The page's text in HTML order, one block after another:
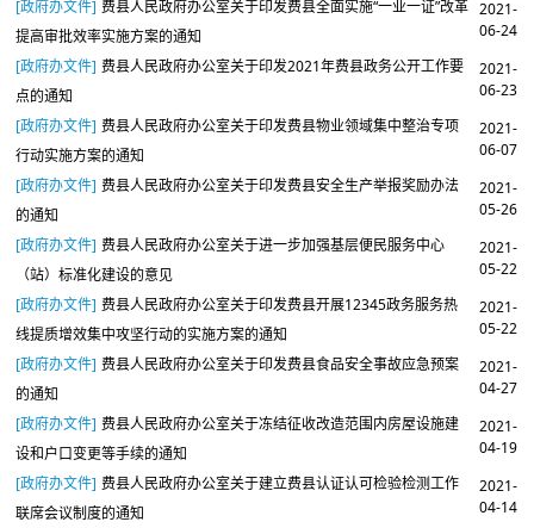
[政府办文件] 费县人民政府办公室关于印发费县全面实施“一业一证”改革
提高审批效率实施方案的通知
2021-
06-24
[政府办文件] 费县人民政府办公室关于印发2021年费县政务公开工作要
点的通知
2021-
06-23
[政府办文件] 费县人民政府办公室关于印发费县物业领域集中整治专项
行动实施方案的通知
2021-
06-07
[政府办文件] 费县人民政府办公室关于印发费县安全生产举报奖励办法
的通知
2021-
05-26
[政府办文件] 费县人民政府办公室关于进一步加强基层便民服务中心
（站）标准化建设的意见
2021-
05-22
[政府办文件] 费县人民政府办公室关于印发费县开展12345政务服务热
线提质增效集中攻坚行动的实施方案的通知
2021-
05-22
[政府办文件] 费县人民政府办公室关于印发费县食品安全事故应急预案
的通知
2021-
04-27
[政府办文件] 费县人民政府办公室关于冻结征收改造范围内房屋设施建
设和户口变更等手续的通知
2021-
04-19
[政府办文件] 费县人民政府办公室关于建立费县认证认可检验检测工作
联席会议制度的通知
2021-
04-14